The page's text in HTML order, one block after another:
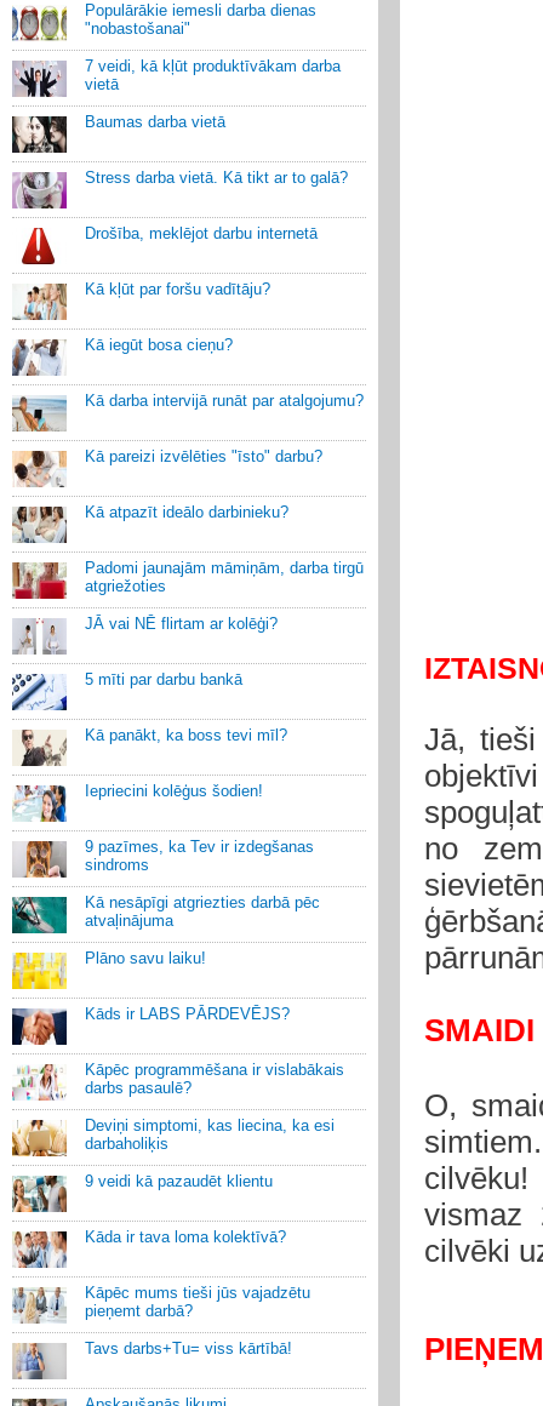
Populārākie iemesli darba dienas
"nobastošanai"
7 veidi, kā kļūt produktīvākam darba
vietā
Baumas darba vietā
Stress darba vietā. Kā tikt ar to galā?
Drošība, meklējot darbu internetā
Kā kļūt par foršu vadītāju?
Kā iegūt bosa cieņu?
Kā darba intervijā runāt par atalgojumu?
Kā pareizi izvēlēties "īsto" darbu?
Kā atpazīt ideālo darbinieku?
Padomi jaunajām māmiņām, darba tirgū
atgriežoties
JĀ vai NĒ flirtam ar kolēģi?
5 mīti par darbu bankā
Kā panākt, ka boss tevi mīl?
Iepriecini kolēģus šodien!
9 pazīmes, ka Tev ir izdegšanas
sindroms
Kā nesāpīgi atgriezties darbā pēc
atvaļinājuma
Plāno savu laiku!
Kāds ir LABS PĀRDEVĒJS?
Kāpēc programmēšana ir vislabākais
darbs pasaulē?
Deviņi simptomi, kas liecina, ka esi
darbaholiķis
9 veidi kā pazaudēt klientu
Kāda ir tava loma kolektīvā?
Kāpēc mums tieši jūs vajadzētu
pieņemt darbā?
Tavs darbs+Tu= viss kārtībā!
Jā,
no
SMAIDI
O,
cilvēku!
vismaz
cilvēki